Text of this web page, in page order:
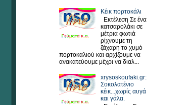
Κέικ πορτοκάλι
Εκτέλεση Σε ένα
κατσαρολάκι σε
μέτρια φωτιά
ρίχνουμε τη
ζάχαρη το χυμό
πορτοκαλιού και αρχίζουμε να
ανακατεύουμε μέχρι να διαλ...
xrysoskoufaki.gr:
Σοκολατένιο
κέικ...χωρίς αυγά
και γάλα.